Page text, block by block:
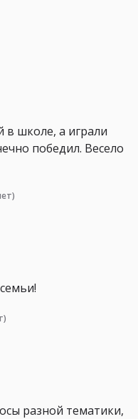
в школе, а играли
победил. Весело
разной тематики,